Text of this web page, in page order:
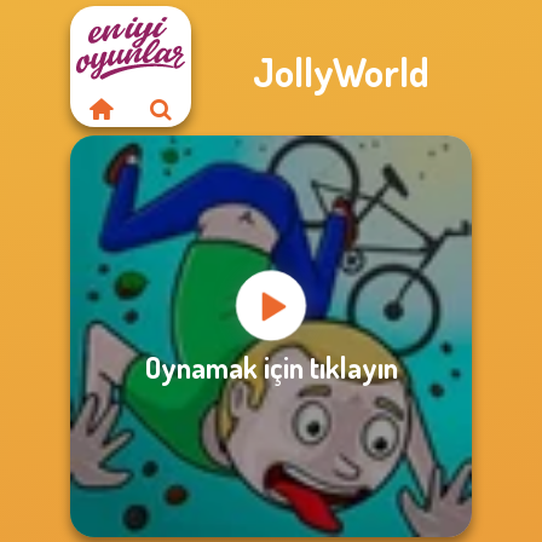
JollyWorld
Oynamak için tıklayın